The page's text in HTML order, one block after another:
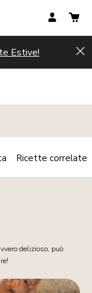
Estive!
Print
delizioso, può
Ricette correlate